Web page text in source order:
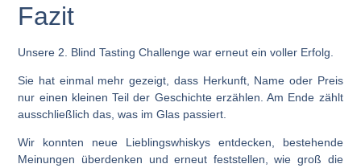
Fazit
Unsere 2. Blind Tasting Challenge war erneut ein voller Erfolg.
Sie hat einmal mehr gezeigt, dass Herkunft, Name oder Preis
nur einen kleinen Teil der Geschichte erzählen. Am Ende zählt
ausschließlich das, was im Glas passiert.
Wir konnten neue Lieblingswhiskys entdecken, bestehende
Meinungen überdenken und erneut feststellen, wie groß die